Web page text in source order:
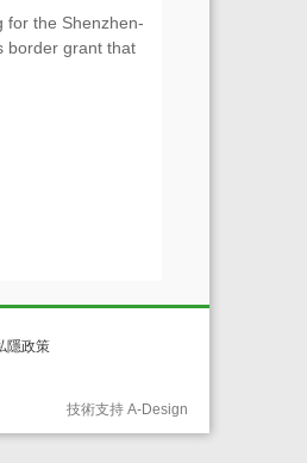
for the Shenzhen-
border grant that
隱政策
技術支持 A-Design